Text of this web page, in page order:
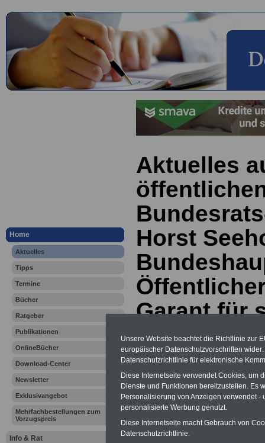
Home
Aktuelles
Tipps
Termine
Bücher
Ratgeber
Publikationen
OnlineBücher
Download-Center
Newsletter
Exklusivangebot
Mehrfachbestellungen zum
Vorzugspreis
Info & Rat
Aktuelles
Horst
Garant für
20.06.2012
Vorteile für den
öffentlichen Dienst
Vergleichen und sparen:
Berufsunfähigkeitsabsicherung
-Krankenzusatzversicherung
Unsere Website beachtet die Richtlinie zur
europäischer Datenschutzvorschriften
Datenschutzrichtlinie für elektronische
Diese Internetseite verwendet Cookies, um
Dienste und Funktionen bereitzustellen. Es
Personalisierung von Anzeigen verwendet
personalisierte Werbung genutzt.
Diese Internetseite macht Gebrauch von
Datenschutzrichtlinie.